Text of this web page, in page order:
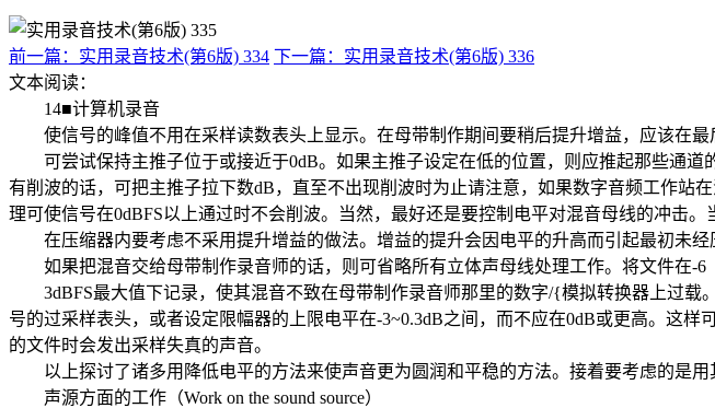
前一篇：实用录音技术(第6版) 334 下一篇：实用录音技术(第6版) 336
文本阅读：
14■计算机录音
使信号的峰值不用在采样读数表头上显示。在母带制作期间要稍后提升增益，应该在最
可尝试保持主推子位于或接近于0dB。如果主推子设定在低的位置，则应推起那些通道
有削波的话，可把主推子拉下数dB，直至不出现削波时为止请注意，如果数字音频工作站
理可使信号在0dBFS以上通过时不会削波。当然，最好还是要控制电平对混音母线的冲击。
在压缩器内要考虑不采用提升增益的做法。增益的提升会因电平的升高而引起最初未经
如果把混音交给母带制作录音师的话，则可省略所有立体声母线处理工作。将文件在-6
3dBFS最大值下记录，使其混音不致在母带制作录音师那里的数字/{模拟转换器上过载
号的过采样表头，或者设定限幅器的上限电平在-3~0.3dB之间，而不应在0dB或更高。这
的文件时会发出采样失真的声音。
以上探讨了诸多用降低电平的方法来使声音更为圆润和平稳的方法。接着要考虑的是用
声源方面的工作（Work on the sound source）